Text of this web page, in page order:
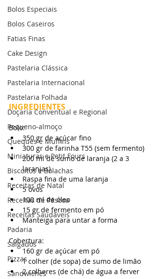
Bolos Especiais
Bolos Caseiros
Fatias Finas
Cake Design
Pastelaria Clássica
Pastelaria Internacional
Pastelaria Folhada
Doçaria Conventual e Regional
Pequeno-almoço
Queques e Muffins
Miniaturas e Petit Fours
Biscoitos e Bolachas
Receitas de Natal
Receitas de Páscoa
Receitas Saudáveis
Padaria
Salgados
Pizzas
Sandwiches
INGREDIENTES
Bolo:
350 gr de açúcar fino
300 gr de farinha T55 (sem fermento)
200 ml de sumo de laranja (2 a 3
laranjas)
Raspa fina de uma laranja
5 ovos
100 ml de óleo
15 gr de fermento em pó
Manteiga para untar a forma
Cobertura:
160 gr de açúcar em pó
1 colher (de sopa) de sumo de limão
2 colheres (de chá) de água a ferver